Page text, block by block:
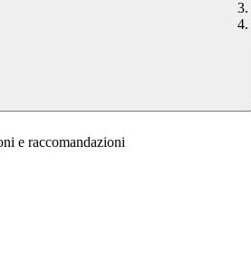
e raccomandazioni